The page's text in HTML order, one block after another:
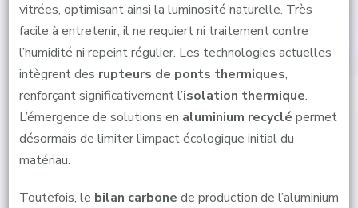
vitrées, optimisant ainsi la luminosité naturelle. Très
facile à entretenir, il ne requiert ni traitement contre
l’humidité ni repeint régulier. Les technologies actuelles
intègrent des rupteurs de ponts thermiques,
renforçant significativement l’isolation thermique.
L’émergence de solutions en aluminium recyclé permet
désormais de limiter l’impact écologique initial du
matériau.
Toutefois, le bilan carbone de production de l’aluminium